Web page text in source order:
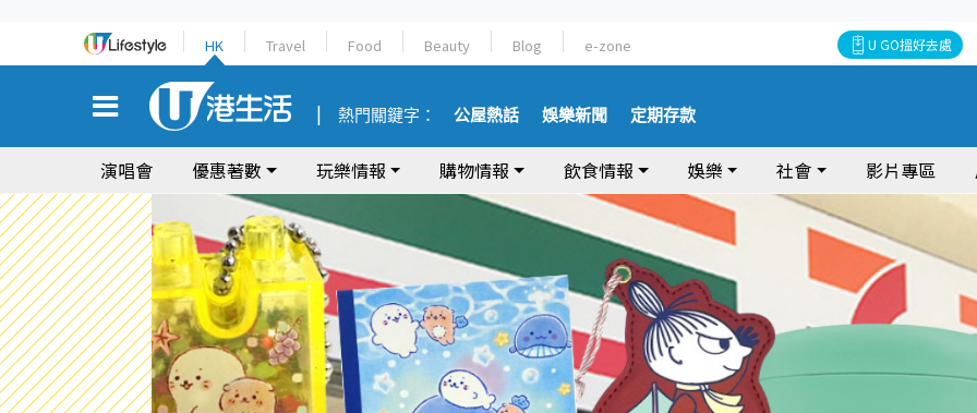
HK Travel Food Beauty Blog e-zone U GO搵好去處
熱門關鍵字： 公屋熱話 娛樂新聞 定期存款
演唱會 優惠著數 玩樂情報 購物情報 飲食情報 娛樂 社會 影片專區